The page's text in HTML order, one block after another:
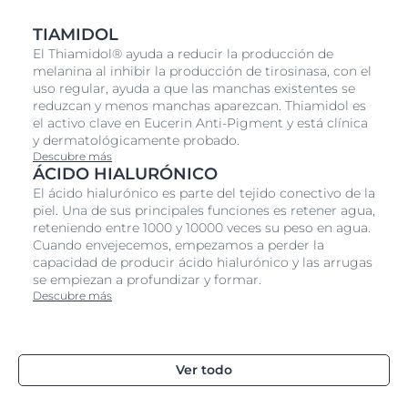
sensación de suavidad.
El serum está clínica y dermatológicamente probado
para ayudar a reducir las manchas de pigmentación y
prevenir su reaparición, a la vez que proporciona a la
piel más luminosidad. Los primeros resultados son
visibles después de dos semanas y mejoran
continuamente con su uso regular. La piel se alisa y se
ve uniforme, refinada y con un brillo radiante natural.
TIAMIDOL
El Thiamidol® ayuda a reducir la producción de
melanina al inhibir la producción de tirosinasa, con el
uso regular, ayuda a que las manchas existentes se
reduzcan y menos manchas aparezcan. Thiamidol es
el activo clave en Eucerin Anti-Pigment y está clínica
y dermatológicamente probado.
Descubre más
ÁCIDO HIALURÓNICO
El ácido hialurónico es parte del tejido conectivo de la
piel. Una de sus principales funciones es retener agua,
reteniendo entre 1000 y 10000 veces su peso en agua.
Cuando envejecemos, empezamos a perder la
capacidad de producir ácido hialurónico y las arrugas
se empiezan a profundizar y formar.
Descubre más
Ver todo